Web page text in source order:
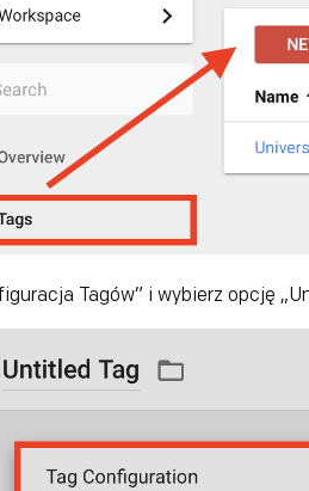
Tagów” i wybierz opcję